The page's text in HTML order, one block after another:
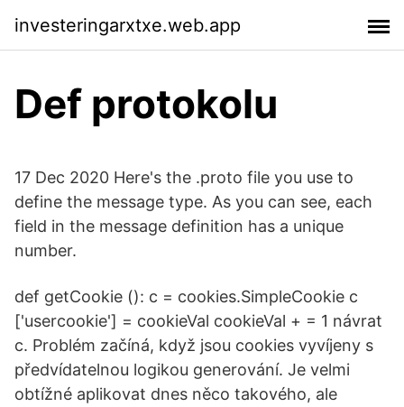
investeringarxtxe.web.app
Def protokolu
17 Dec 2020 Here's the .proto file you use to
define the message type. As you can see, each
field in the message definition has a unique
number.
def getCookie (): c = cookies.SimpleCookie c
['usercookie'] = cookieVal cookieVal + = 1 návrat
c. Problém začíná, když jsou cookies vyvíjeny s
předvídatelnou logikou generování. Je velmi
obtížné aplikovat dnes něco takového, ale